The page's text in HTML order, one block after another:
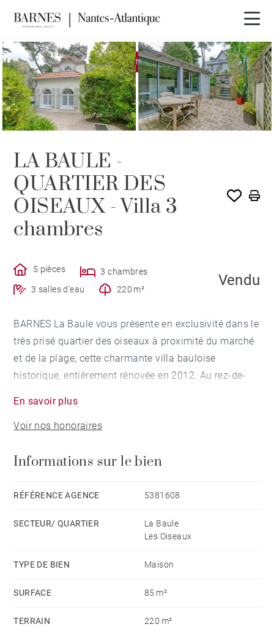
EXCLUSIVITÉ VENDU PAR BARNES
LA BAULE -
QUARTIER DES
OISEAUX - Villa 3
chambres
5 pièces
3 chambres
3 salles d'eau
220 m²
Vendu
BARNES La Baule vous présente en exclusivité dans le
très prisé quartier des oiseaux à proximité du marché
et de la plage, cette charmante villa bauloise
historique, entièrement rénovée en 2012. Au rez-de-
sur la pièce de vie et la terrasse. Une chambre de
plain-pied, une salle d’eau, des toilettes et une
2 chambres dont une donnant sur un grand balcon, et
un attique sous pente aménagé. Ce bien est
pour recevoir famille et ami·es ainsi que d'une place
Montant moyen de la quote-part de charges courantes
ce bien est exposé sont disponibles sur le site
Géorisques : www.georisques.gouv.fr
En savoir plus
Voir nos honoraires
Informations sur le bien
RÉFÉRENCE AGENCE 5381608
SECTEUR/ QUARTIER
La Baule
Les Oiseaux
TYPE DE BIEN Maison
SURFACE 85 m²
TERRAIN 220 m²